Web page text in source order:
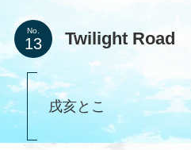
No. Twilight Road
戌亥とこ